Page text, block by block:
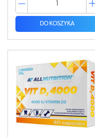
DO KOSZYKA